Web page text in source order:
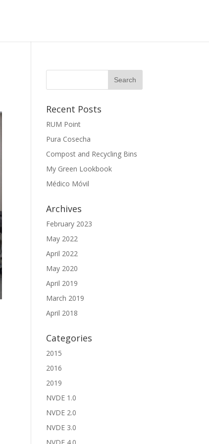
Recent Posts
RUM Point
Pura Cosecha
Compost and Recycling Bins
My Green Lookbook
Médico Móvil
Archives
February 2023
May 2022
April 2022
May 2020
April 2019
March 2019
April 2018
Categories
2015
2016
2019
NVDE 1.0
NVDE 2.0
NVDE 3.0